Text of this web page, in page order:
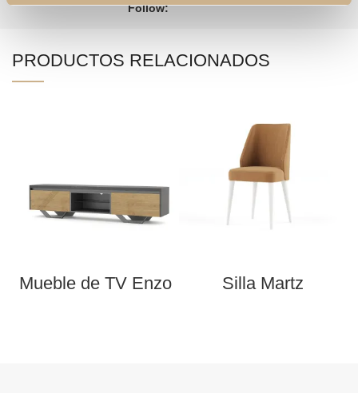
Follow:
PRODUCTOS RELACIONADOS
Mueble de TV Enzo Silla Martz